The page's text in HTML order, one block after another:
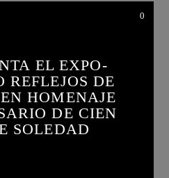
0
EL EXPO-
REFLEJOS DE
HOMENAJE
DE CIEN
SOLEDAD